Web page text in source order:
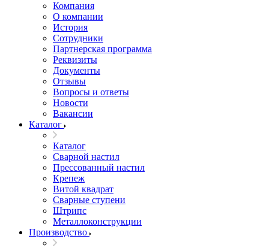
Компания
О компании
История
Сотрудники
Партнерская программа
Реквизиты
Документы
Отзывы
Вопросы и ответы
Новости
Вакансии
Каталог
Каталог
Сварной настил
Прессованный настил
Крепеж
Витой квадрат
Сварные ступени
Штрипс
Металлоконструкции
Производство